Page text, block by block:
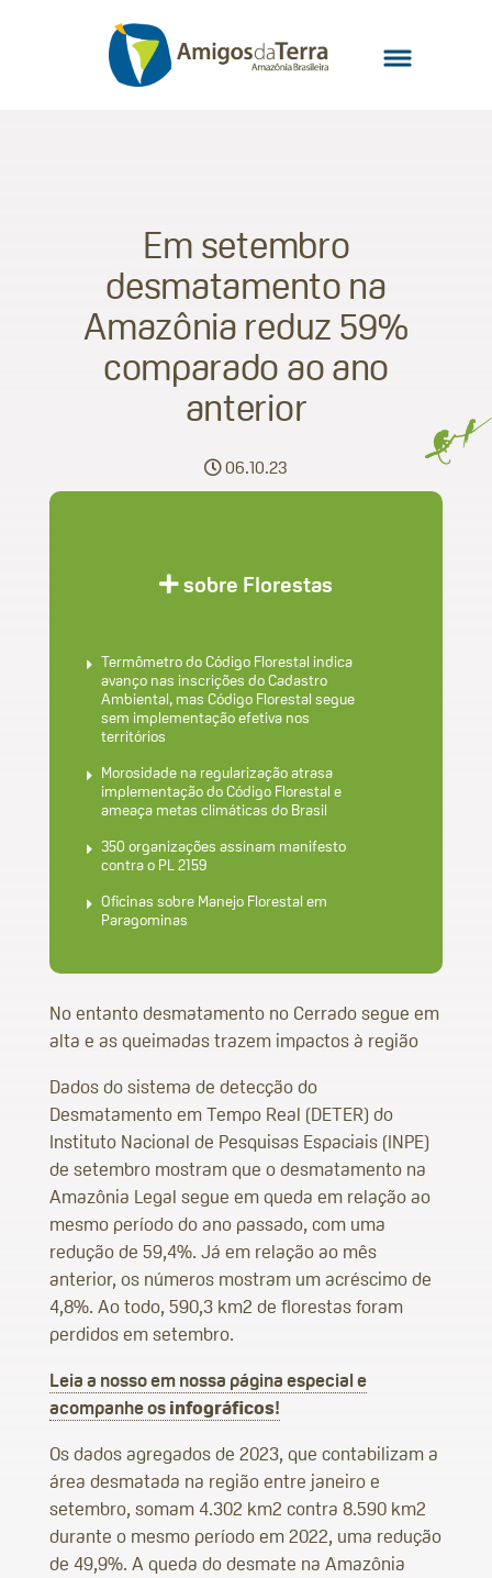
Em setembro
desmatamento na
Amazônia reduz 59%
comparado ao ano
anterior
06.10.23
sobre Florestas
Termômetro do Código Florestal indica
avanço nas inscrições do Cadastro
Ambiental, mas Código Florestal segue
sem implementação efetiva nos
territórios
Morosidade na regularização atrasa
implementação do Código Florestal e
ameaça metas climáticas do Brasil
350 organizações assinam manifesto
contra o PL 2159
Oficinas sobre Manejo Florestal em
Paragominas
No entanto desmatamento no Cerrado segue em
alta e as queimadas trazem impactos à região
Dados do sistema de detecção do
Desmatamento em Tempo Real (DETER) do
Instituto Nacional de Pesquisas Espaciais (INPE)
de setembro mostram que o desmatamento na
Amazônia Legal segue em queda em relação ao
mesmo período do ano passado, com uma
redução de 59,4%. Já em relação ao mês
anterior, os números mostram um acréscimo de
4,8%. Ao todo, 590,3 km2 de florestas foram
perdidos em setembro.
Leia a nosso em nossa página especial e
acompanhe osinfográficos!
Os dados agregados de 2023, que contabilizam a
área desmatada na região entre janeiro e
setembro, somam 4.302 km2 contra 8.590 km2
durante o mesmo período em 2022, uma redução
de 49,9%. A queda do desmate na Amazônia